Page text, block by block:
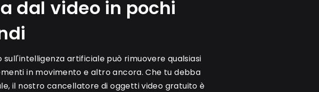
dal video in pochi
artificiale può rimuovere qualsiasi
in movimento e altro ancora. Che tu debba
il nostro cancellatore di oggetti video gratuito è